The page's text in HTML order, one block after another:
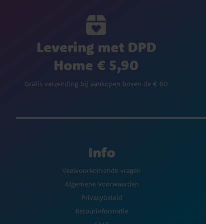
Levering met DPD
Home € 5,90
Gratis verzending bij aankopen boven de € 60
Info
Veelvoorkomende vragen
Algemene Voorwaarden
Privacybeleid
Retourinformatie